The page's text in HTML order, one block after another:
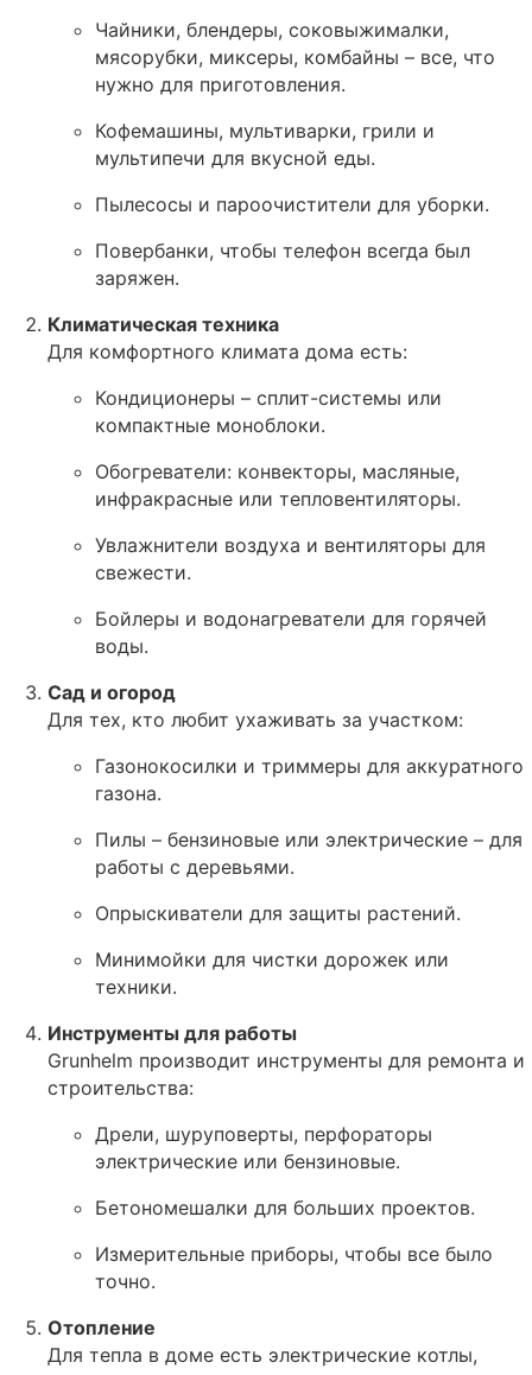
Чайники, блендеры, соковыжималки,
мясорубки, миксеры, комбайны – все, что
нужно для приготовления.
Кофемашины, мультиварки, грили и
мультипечи для вкусной еды.
Пылесосы и пароочистители для уборки.
Повербанки, чтобы телефон всегда был
заряжен.
Климатическая техника
Для комфортного климата дома есть:
Кондиционеры – сплит-системы или
компактные моноблоки.
Обогреватели: конвекторы, масляные,
инфракрасные или тепловентиляторы.
Увлажнители воздуха и вентиляторы для
свежести.
Бойлеры и водонагреватели для горячей
воды.
Сад и огород
Для тех, кто любит ухаживать за участком:
Газонокосилки и триммеры для аккуратного
газона.
Пилы – бензиновые или электрические – для
работы с деревьями.
Опрыскиватели для защиты растений.
Минимойки для чистки дорожек или
техники.
Инструменты для работы
Grunhelm производит инструменты для ремонта и
строительства:
Дрели, шуруповерты, перфораторы
электрические или бензиновые.
Бетономешалки для больших проектов.
Измерительные приборы, чтобы все было
точно.
Отопление
Для тепла в доме есть электрические котлы,